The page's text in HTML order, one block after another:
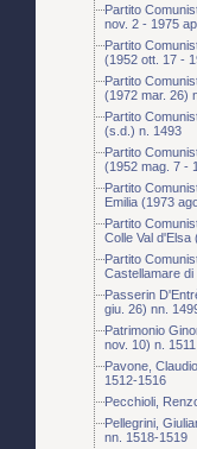
Partito
nov. 2 - 1975
Partito
(1952 ott. 17 -
Partito
(1972 mar. 26)
Partito
(s.d.) n. 1493
Partito
(1952 mag. 7 -
Partito
Emilia (1973
Partito
Colle Val d'Elsa
Partito
Castellamare
Passerin
giu. 26) nn.
Patrimonio
nov. 10) n. 1511
Pavone,
1512-1516
Pecchioli,
Pellegrini,
nn. 1518-1519